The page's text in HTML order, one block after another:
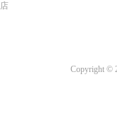
Copyright ©